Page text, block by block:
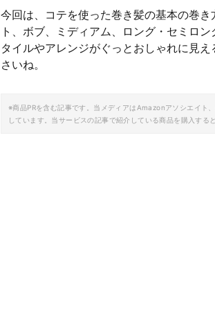
今回は、コテを使った巻き髪の基本の巻
ト、ボブ、ミディアム、ロング・セミロ
タイルやアレンジがぐっとおしゃれに見
さいね。
※商品PRを含む記事です。当メディアはAmazonアソシエイト
しています。当サービスの記事で紹介している商品を購入する